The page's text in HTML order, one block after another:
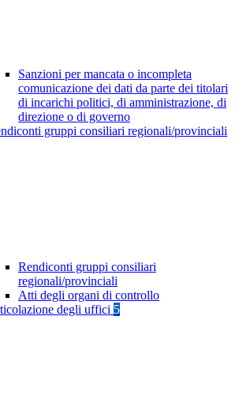
Sanzioni per mancata o incompleta
comunicazione dei dati da parte dei titolari
di incarichi politici, di amministrazione, di
direzione o di governo
gruppi consiliari regionali/provinciali
Rendiconti gruppi consiliari
regionali/provinciali
Atti degli organi di controllo
degli uffici 5